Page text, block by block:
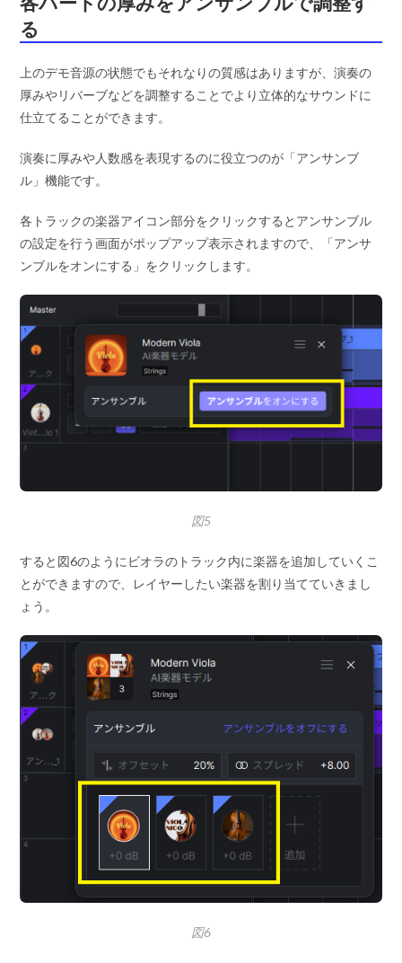
る
上のデモ音源の状態でもそれなりの質感はありますが、演奏の
厚みやリバーブなどを調整することでより立体的なサウンドに
仕立てることができます。
演奏に厚みや人数感を表現するのに役立つのが「アンサンブ
ル」機能です。
各トラックの楽器アイコン部分をクリックするとアンサンブル
の設定を行う画面がポップアップ表示されますので、「アンサ
ンブルをオンにする」をクリックします。
図5
すると図6のようにビオラのトラック内に楽器を追加していくこ
とができますので、レイヤーしたい楽器を割り当てていきまし
ょう。
図6